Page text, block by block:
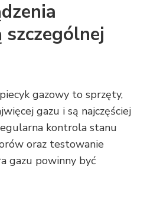
gazowy to sprzęty,
gazu i są najczęściej
kontrola stanu
oraz testowanie
gazu powinny być